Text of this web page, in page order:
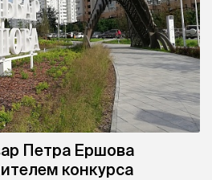
Петра Ершова
конкурса